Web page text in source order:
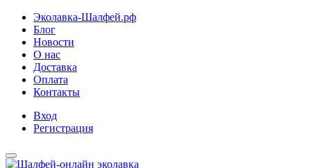
Эколавка-Шалфей.рф
Блог
Новости
О нас
Доставка
Оплата
Контакты
Вход
Регистрация